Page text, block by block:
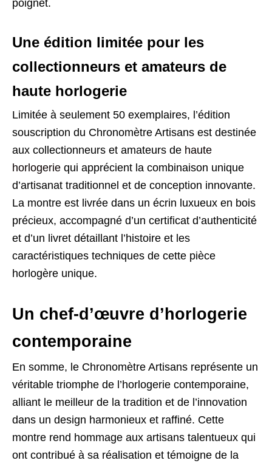
poignet.
Une édition limitée pour les
collectionneurs et amateurs de
haute horlogerie
Limitée à seulement 50 exemplaires, l’édition
souscription du Chronomètre Artisans est destinée
aux collectionneurs et amateurs de haute
horlogerie qui apprécient la combinaison unique
d’artisanat traditionnel et de conception innovante.
La montre est livrée dans un écrin luxueux en bois
précieux, accompagné d’un certificat d’authenticité
et d’un livret détaillant l’histoire et les
caractéristiques techniques de cette pièce
horlogère unique.
Un chef-d’œuvre d’horlogerie
contemporaine
En somme, le Chronomètre Artisans représente un
véritable triomphe de l’horlogerie contemporaine,
alliant le meilleur de la tradition et de l’innovation
dans un design harmonieux et raffiné. Cette
montre rend hommage aux artisans talentueux qui
ont contribué à sa réalisation et témoigne de la